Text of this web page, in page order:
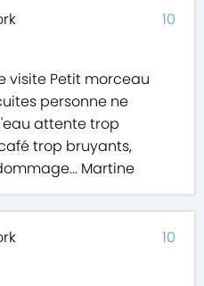
visite Petit morceau
personne ne
attente trop
trop bruyants,
Martine
10
10